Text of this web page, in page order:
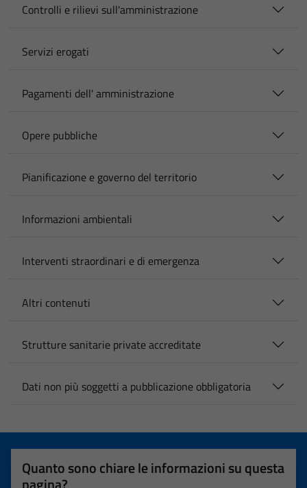
Controlli e rilievi sull'amministrazione
Servizi erogati
Pagamenti dell' amministrazione
Opere pubbliche
Pianificazione e governo del territorio
Informazioni ambientali
Interventi straordinari e di emergenza
Altri contenuti
Strutture sanitarie private accreditate
Dati non più soggetti a pubblicazione obbligatoria
Quanto sono chiare le informazioni su questa